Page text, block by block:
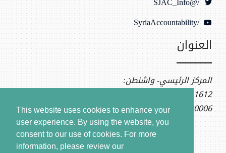
This website uses cookies to enhance your
user experience. By using the website, you
consent to our use of cookies. For more
information, please review our
/SyriaAccountability
العنوان
المركز الرئيسي- واشنطن:
1612 K St NW, Ste 400
Washington, DC 20006